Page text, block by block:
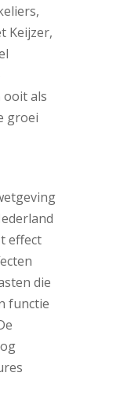
Keijzer,
als
groei
effect
die
functie